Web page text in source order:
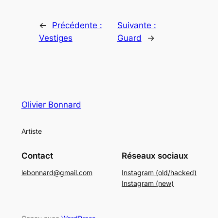
←
Précédente :
Vestiges
Suivante :
Guard
→
Olivier Bonnard
Artiste
Contact
lebonnard@gmail.com
Réseaux sociaux
Instagram (old/hacked)
Instagram (new)